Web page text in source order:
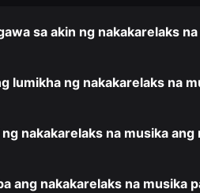
sa akin ng nakakarelaks
lumikha ng nakakarelaks na
nakakarelaks na musika ang
ang nakakarelaks na musika